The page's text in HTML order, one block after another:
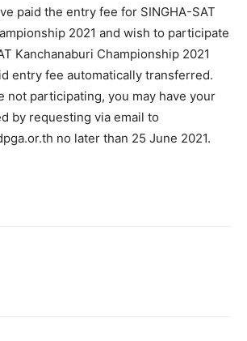
paid the entry fee for SINGHA-SAT
2021 and wish to participate
Kanchanaburi Championship 2021
entry fee automatically transferred.
not participating, you may have your
by requesting via email to
no later than 25 June 2021.